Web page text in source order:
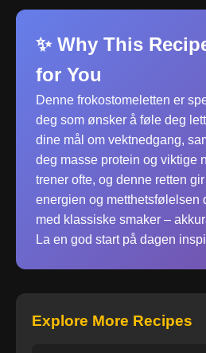
✨ Why This
for You
Denne frokostomeletten er
deg som ønsker å føle deg
dine mål om vektnedgang,
deg masse protein og viktige
trener ofte, og denne retten
energien og metthetsfølelsen
med klassiske smaker –
La en god start på dagen
Explore More Recipes